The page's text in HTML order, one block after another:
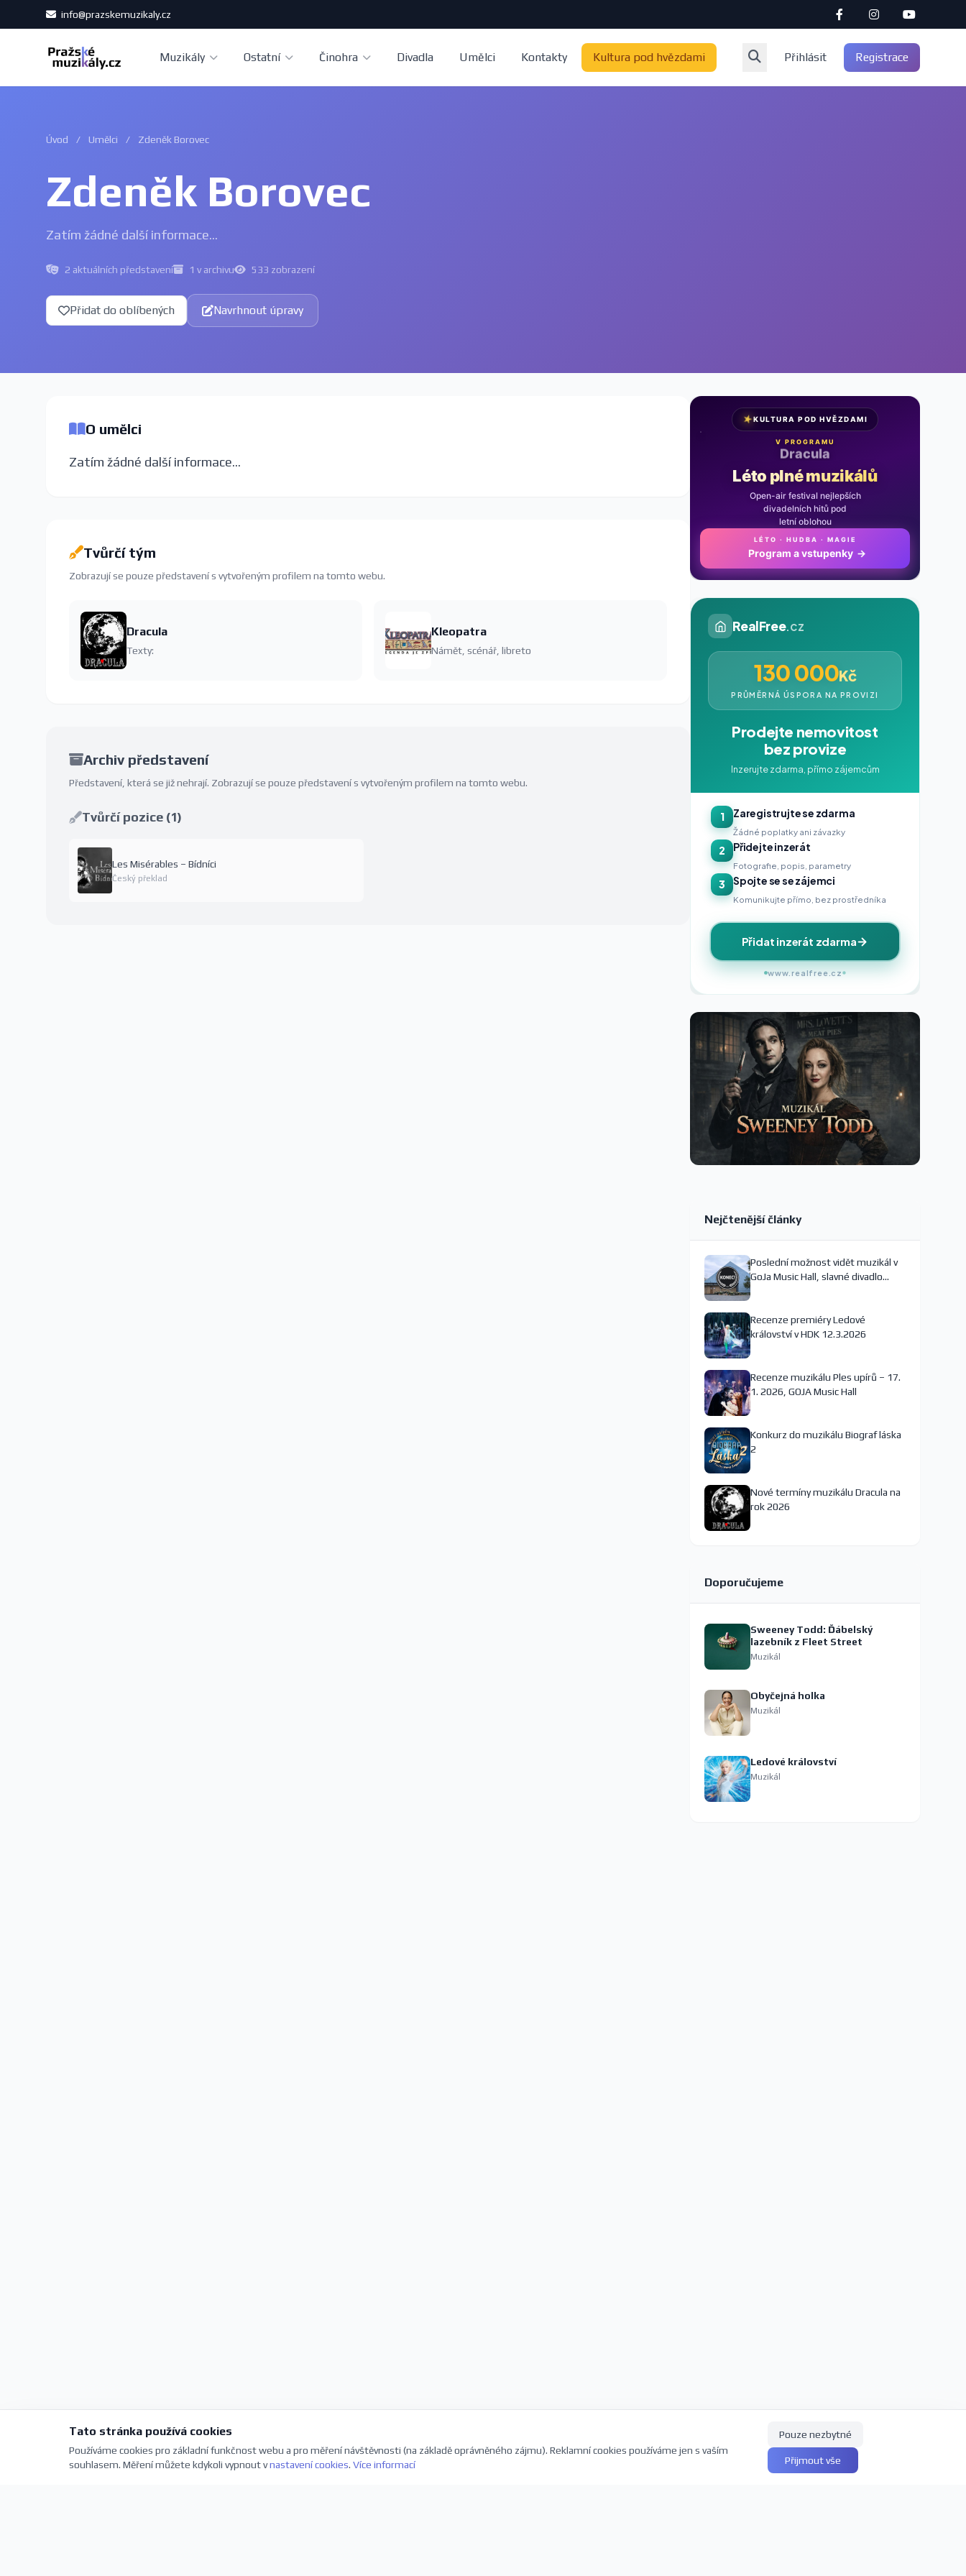
info@prazskemuzikaly.cz
Muzikály Ostatní Činohra Divadla Umělci Kontakty Kultura pod hvězdami Přihlásit Registrace
Úvod / Umělci / Zdeněk Borovec
Zdeněk Borovec
Zatím žádné další informace...
2 aktuálních představení 1 v archivu 533 zobrazení
Přidat do oblíbených Navrhnout úpravy
O umělci
Zatím žádné další informace...
Tvůrčí tým
Zobrazují se pouze představení s vytvořeným profilem na tomto webu.
Dracula
Texty:
Kleopatra
Námět, scénář, libreto
Archiv představení
Představení, která se již nehrají. Zobrazují se pouze představení s vytvořeným profilem na tomto webu.
Tvůrčí pozice (1)
Les Misérables – Bídníci
Český překlad
★KULTURA POD HVĚZDAMI
V PROGRAMU
Noc na Karlštejně
Léto plné muzikálů
Open-air festival nejlepších
divadelních hitů pod
letní oblohou
LÉTO · HUDBA · MAGIE
Program a vstupenky →
RealFree.cz
130 000Kč
PRŮMĚRNÁ ÚSPORA NA PROVIZI
Prodejte nemovitost
bez provize
Inzerujte zdarma, přímo zájemcům
1 Zaregistrujte se zdarma
Žádné poplatky ani závazky
2 Přidejte inzerát
Fotografie, popis, parametry
3 Spojte se se zájemci
Komunikujte přímo, bez prostředníka
Přidat inzerát zdarma
www.realfree.cz
Nejčtenější články
Poslední možnost vidět muzikál v
GoJa Music Hall, slavné divadlo
Recenze premiéry Ledové
království v HDK 12.3.2026
Recenze muzikálu Ples upírů – 17.
1. 2026, GOJA Music Hall
Konkurz do muzikálu Biograf láska
2
Nové termíny muzikálu Dracula na
rok 2026
Doporučujeme
Sweeney Todd: Ďábelský
lazebník z Fleet Street
Muzikál
Obyčejná holka
Muzikál
Ledové království
Muzikál
Tato stránka používá cookies
Používáme cookies pro základní funkčnost webu a pro měření návštěvnosti (na základě oprávněného zájmu). Reklamní cookies používáme jen s vaším
souhlasem. Měření můžete kdykoli vypnout vnastavení cookies. Více informací
Pouze nezbytné
Přijmout vše